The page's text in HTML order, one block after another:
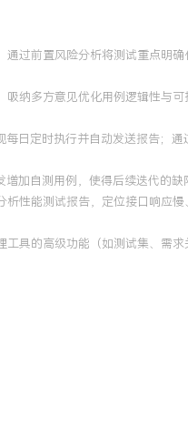
过前置风险分析将测试重点明
纳多方意见优化用例逻辑性与
日定时执行并自动发送报告；
加自测用例，使得后续迭代的缺
性能测试报告，定位接口响应
具的高级功能（如测试集、需